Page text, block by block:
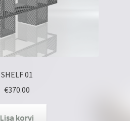
SHELF 01
€370.00
Lisa korvi